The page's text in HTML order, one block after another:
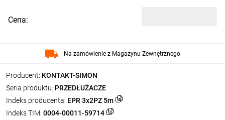
Producent: KONTAKT-SIMON
Seria produktu: PRZEDŁUŻACZE
Indeks producenta: EPR 3x2PZ 5m
Indeks TIM: 0004-00011-59714
Cena:
Na zamówienie z Magazynu Zewnętrznego